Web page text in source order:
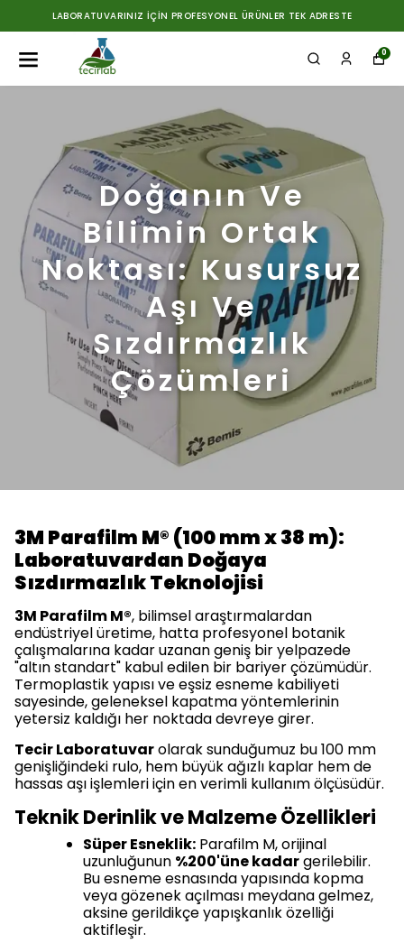
ÜRÜNLER TEK ADRESTE 1500 TL ÜZERİ
0
Doğanın Ve
Bilimin Ortak
Noktası: Kusursuz
Aşı Ve
Sızdırmazlık
Çözümleri
3M Parafilm M® (100 mm x 38 m):
Laboratuvardan Doğaya
Sızdırmazlık Teknolojisi
3M Parafilm M®, bilimsel araştırmalardan
endüstriyel üretime, hatta profesyonel botanik
çalışmalarına kadar uzanan geniş bir yelpazede
"altın standart" kabul edilen bir bariyer çözümüdür.
Termoplastik yapısı ve eşsiz esneme kabiliyeti
sayesinde, geleneksel kapatma yöntemlerinin
yetersiz kaldığı her noktada devreye girer.
Tecir Laboratuvarolarak sunduğumuz bu 100 mm
genişliğindeki rulo, hem büyük ağızlı kaplar hem de
hassas aşı işlemleri için en verimli kullanım ölçüsüdür.
Teknik Derinlik ve Malzeme Özellikleri
Süper Esneklik: Parafilm M, orijinal
uzunluğunun %200'üne kadargerilebilir.
Bu esneme esnasında yapısında kopma
veya gözenek açılması meydana gelmez,
aksine gerildikçe yapışkanlık özelliği
aktifleşir.